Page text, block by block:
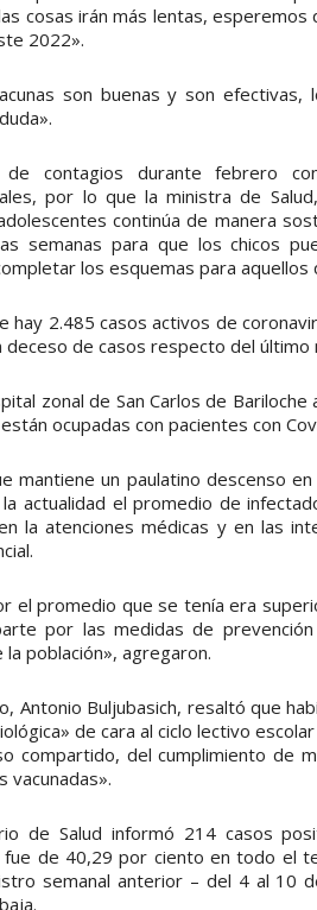
cosas irán más lentas,
2022».
son buenas y son
contagios durante febrero
por lo que la ministra de
continúa de manera
semanas para que los chicos
los esquemas para aquellos
hay 2.485 casos activos de
deceso de casos respecto del último
zonal de San Carlos de
ocupadas con pacientes con
mantiene un paulatino descenso
actualidad el promedio de
la atenciones médicas y en las
el promedio que se tenía era
por las medidas de
población», agregaron.
Antonio Buljubasich, resaltó que
de cara al ciclo lectivo
compartido, del cumplimiento de
vacunadas».
de Salud informó 214 casos
fue de 40,29 por ciento en todo el
semanal anterior – del 4 al 10